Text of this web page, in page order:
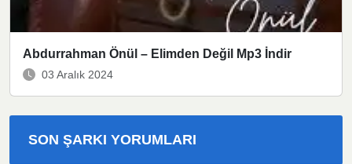
Abdurrahman Önül – Elimden Değil Mp3 İndir
03 Aralık 2024
SON ŞARKI YORUMLARI